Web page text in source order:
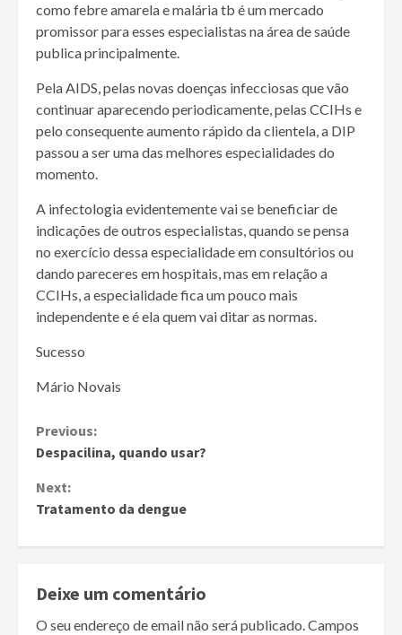
como febre amarela e malária tb é um mercado
promissor para esses especialistas na área de saúde
publica principalmente.
Pela AIDS, pelas novas doenças infecciosas que vão
continuar aparecendo periodicamente, pelas CCIHs e
pelo consequente aumento rápido da clientela, a DIP
passou a ser uma das melhores especialidades do
momento.
A infectologia evidentemente vai se beneficiar de
indicações de outros especialistas, quando se pensa
no exercício dessa especialidade em consultórios ou
dando pareceres em hospitais, mas em relação a
CCIHs, a especialidade fica um pouco mais
independente e é ela quem vai ditar as normas.
Sucesso
Mário Novais
Continue
Reading
Previous:
Despacilina, quando usar?
Next:
Tratamento da dengue
Deixe um comentário
O seu endereço de email não será publicado.Campos